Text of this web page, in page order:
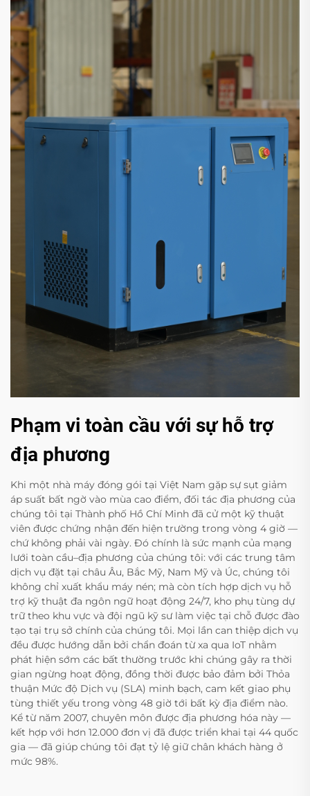
Phạm vi toàn cầu với sự hỗ trợ
địa phương
Khi một nhà máy đóng gói tại Việt Nam gặp sự sụt giảm
áp suất bất ngờ vào mùa cao điểm, đối tác địa phương của
chúng tôi tại Thành phố Hồ Chí Minh đã cử một kỹ thuật
viên được chứng nhận đến hiện trường trong vòng 4 giờ —
chứ không phải vài ngày. Đó chính là sức mạnh của mạng
lưới toàn cầu–địa phương của chúng tôi: với các trung tâm
dịch vụ đặt tại châu Âu, Bắc Mỹ, Nam Mỹ và Úc, chúng tôi
không chỉ xuất khẩu máy nén; mà còn tích hợp dịch vụ hỗ
trợ kỹ thuật đa ngôn ngữ hoạt động 24/7, kho phụ tùng dự
trữ theo khu vực và đội ngũ kỹ sư làm việc tại chỗ được đào
tạo tại trụ sở chính của chúng tôi. Mọi lần can thiệp dịch vụ
đều được hướng dẫn bởi chẩn đoán từ xa qua IoT nhằm
phát hiện sớm các bất thường trước khi chúng gây ra thời
gian ngừng hoạt động, đồng thời được bảo đảm bởi Thỏa
thuận Mức độ Dịch vụ (SLA) minh bạch, cam kết giao phụ
tùng thiết yếu trong vòng 48 giờ tới bất kỳ địa điểm nào.
Kể từ năm 2007, chuyên môn được địa phương hóa này —
kết hợp với hơn 12.000 đơn vị đã được triển khai tại 44 quốc
gia — đã giúp chúng tôi đạt tỷ lệ giữ chân khách hàng ở
mức 98%.